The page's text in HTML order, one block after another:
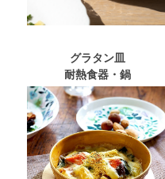
グラタン皿
耐熱食器・鍋